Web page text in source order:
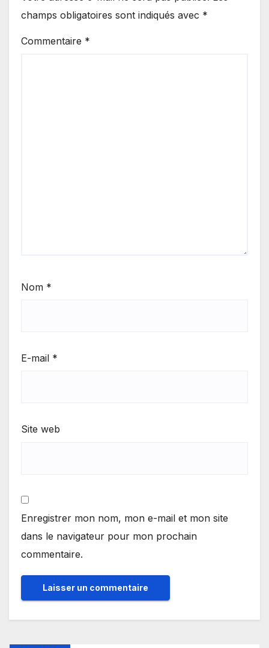
champs obligatoires sont indiqués avec *
Commentaire *
Nom *
E-mail *
Site web
Enregistrer mon nom, mon e-mail et mon site
dans le navigateur pour mon prochain
commentaire.